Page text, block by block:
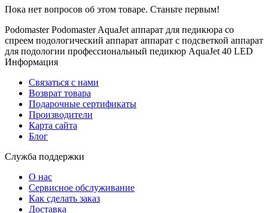
Пока нет вопросов об этом товаре. Станьте первым!
Podomaster Podomaster AquaJet аппарат для педикюра со
спреем подологический аппарат аппарат с подсветкой аппарат
для подологии профессиональный педикюр AquaJet 40 LED
Информация
Связаться с нами
Возврат товара
Подарочные сертификаты
Производители
Карта сайта
Блог
Служба поддержки
О нас
Сервисное обслуживание
Как сделать заказ
Доставка